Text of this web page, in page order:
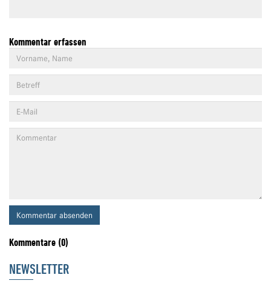
Kommentar erfassen
Kommentar absenden
Kommentare (0)
NEWSLETTER